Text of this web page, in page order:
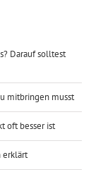
Darauf solltest
mitbringen musst
oft besser ist
erklärt